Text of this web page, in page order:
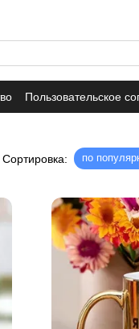
Пользовательское
Сортировка: по